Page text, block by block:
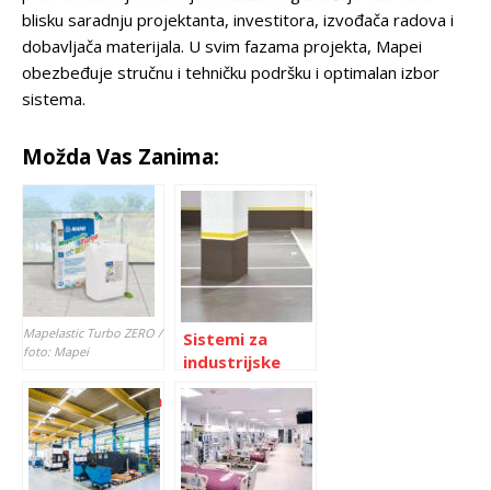
blisku saradnju projektanta, investitora, izvođača radova i
dobavljača materijala. U svim fazama projekta, Mapei
obezbeđuje stručnu i tehničku podršku i optimalan izbor
sistema.
Možda Vas Zanima:
Mapelastic Turbo ZERO /
foto: Mapei
Brza i pouzdana
hidroizolacija
za sve
vremenske
Sistemi za
industrijske
podove
HEMIFLOOR EP i
PU